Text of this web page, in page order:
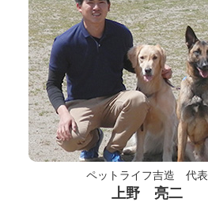
ペットライフ吉造 代表
上野 亮二